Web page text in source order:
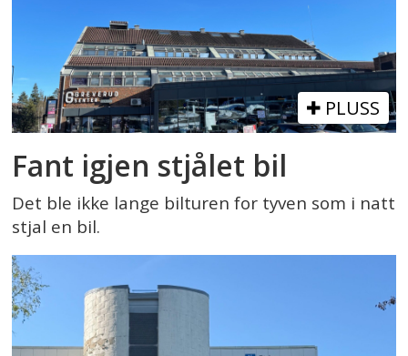
PLUSS
Fant igjen stjålet bil
Det ble ikke lange bilturen for tyven som i natt
stjal en bil.